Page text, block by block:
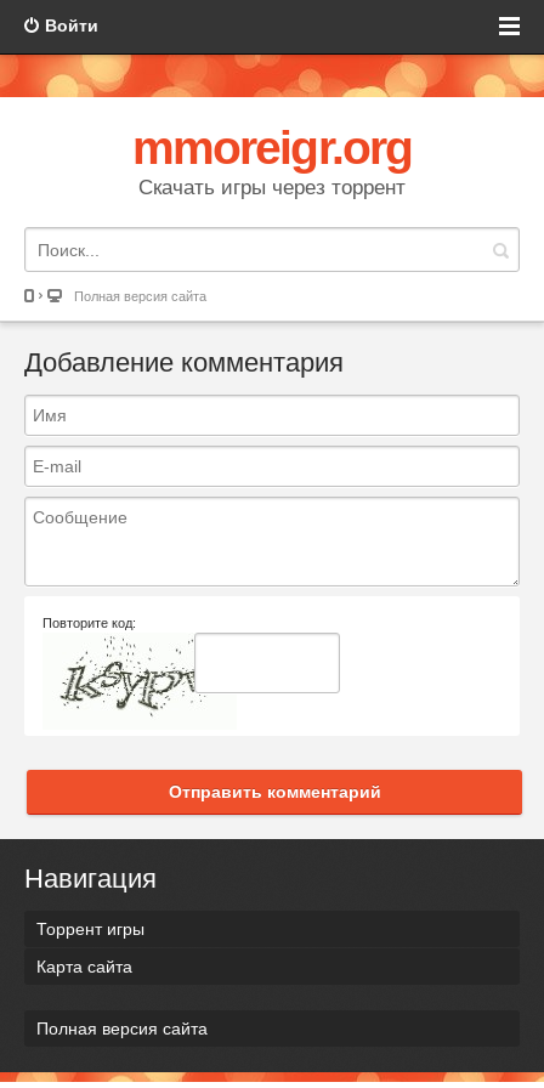
Войти
mmoreigr.org
Скачать игры через торрент
Полная версия сайта
Добавление комментария
Повторите код:
Отправить комментарий
Навигация
Торрент игры
Карта сайта
Полная версия сайта